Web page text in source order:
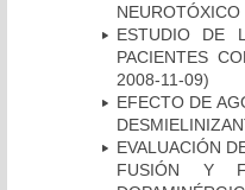
NEUROTÓXICO
ESTUDIO DE
PACIENTES
2008-11-09)
EFECTO DE
EVALUACIÓN
FUSIÓN Y